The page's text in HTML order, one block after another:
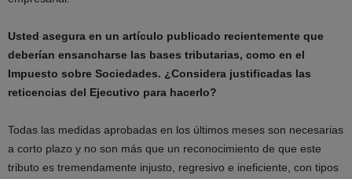
Usted asegura en un artículo publicado recientemente que
deberían ensancharse las bases tributarias, como en el
Impuesto sobre Sociedades. ¿Considera justificadas las
reticencias del Ejecutivo para hacerlo?
Todas las medidas aprobadas en los últimos meses son necesarias
a corto plazo y no son más que un reconocimiento de que este
tributo es tremendamente injusto, regresivo e ineficiente, con tipos